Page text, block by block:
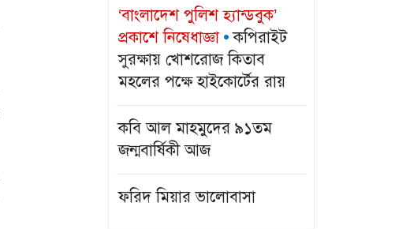
সংবাদ সম্মেলন
নি..
এক মসজিদে
নামাজ..
হামের উপসর্গ
তিনজনে..
‘বাংলাদেশ পুলিশ হ্যান্ডবুক’
প্রকাশে নিষেধাজ্ঞা কপিরাইট
সুরক্ষায় খোশরোজ কিতাব
মহলের পক্ষে হাইকোর্টের রায়
কবি আল মাহমুদের ৯১তম
‎‎জন্মবার্ষিকী আজ
ফরিদ মিয়ার ভালোবাসা